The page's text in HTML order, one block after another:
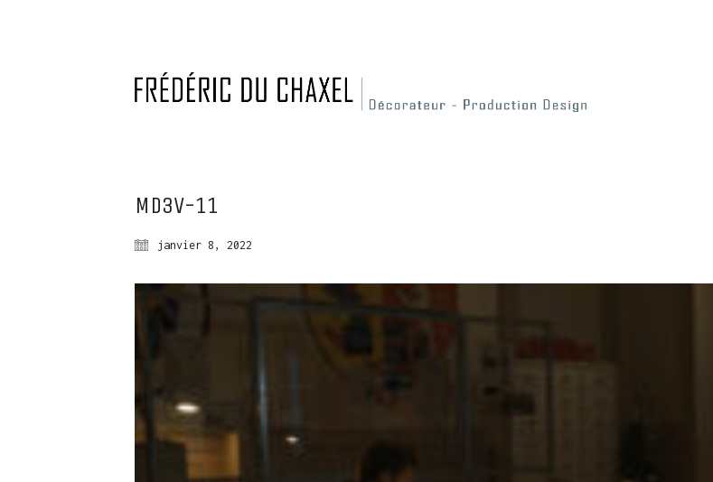
MD3V-11
janvier 8, 2022